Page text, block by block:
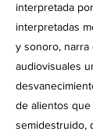
interpretada
interpretadas
y sonoro,
audiovisuales
de alientos
semidestruido,